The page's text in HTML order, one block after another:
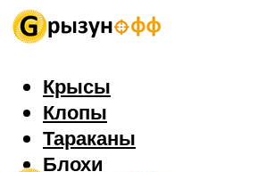
Крысы
Клопы
Тараканы
Блохи